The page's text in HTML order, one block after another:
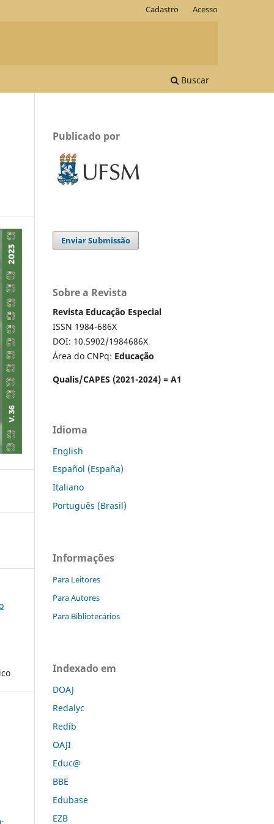
Buscar
Cadastro Acesso
Publicado por
Enviar Submissão
Sobre a Revista
Revista Educação Especial
ISSN 1984-686X
DOI: 10.5902/1984686X
Área do CNPq: Educação
Qualis/CAPES (2021-2024) = A1
Idioma
English
Español (España)
Italiano
Português (Brasil)
Informações
Para Leitores
Para Autores
Para Bibliotecários
Indexado em
DOAJ
Redalyc
Redib
OAJI
Educ@
BBE
Edubase
EZB